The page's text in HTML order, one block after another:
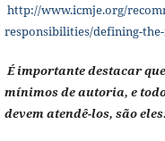
http://www.icmje.org/
responsibilities/defining-
É importante destacar
mínimos de autoria, e
devem atendê-los, são